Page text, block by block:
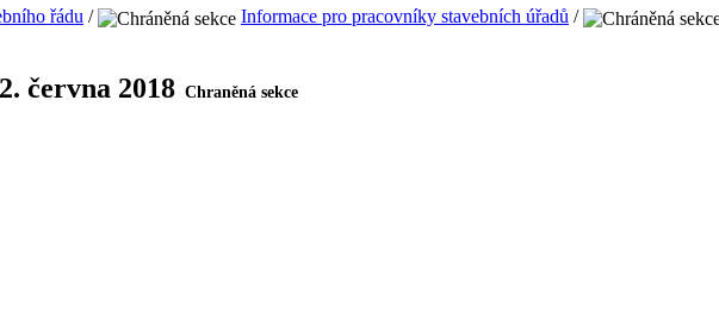
řádu / Informace pro pracovníky stavebních úřadů /
června 2018